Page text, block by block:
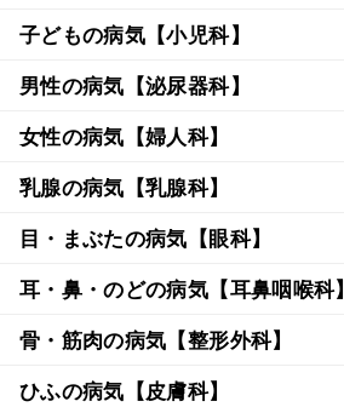
子どもの病気【小児科】
男性の病気【泌尿器科】
女性の病気【婦人科】
乳腺の病気【乳腺科】
目・まぶたの病気【眼科】
耳・鼻・のどの病気【耳鼻咽喉科】
骨・筋肉の病気【整形外科】
ひふの病気【皮膚科】